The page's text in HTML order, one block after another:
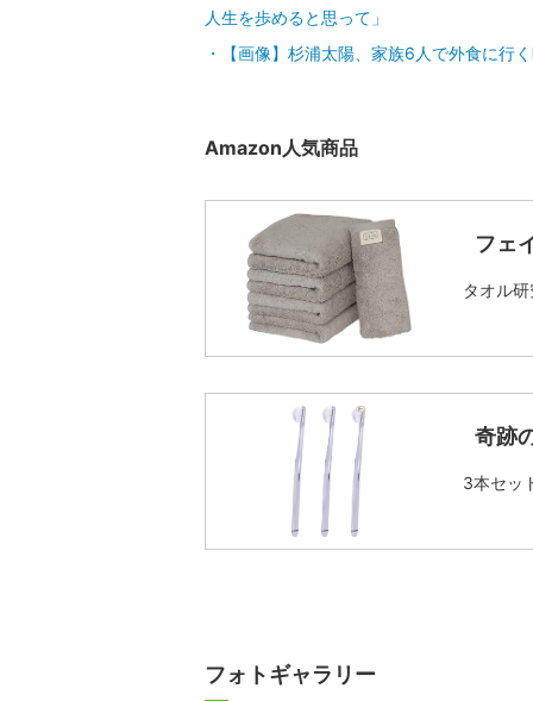
人生を歩めると思って」
【画像】杉浦太陽、家族6人で外食に行
Amazon人気商品
フェ
タオル
奇跡
3本セッ
フォトギャラリー